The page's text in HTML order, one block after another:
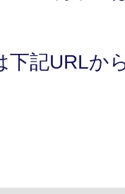
下記URLか